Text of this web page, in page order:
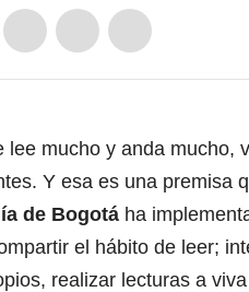
lee mucho y anda mucho,
Y esa es una premisa
de Bogotá ha
el hábito de leer;
realizar lecturas a